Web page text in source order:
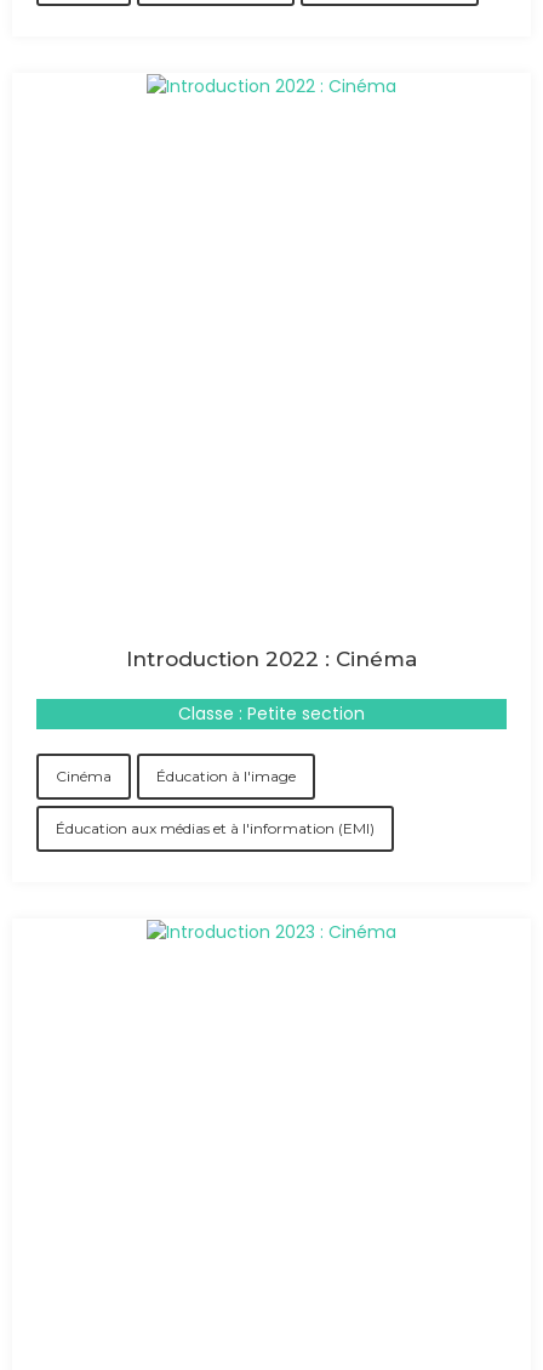
Introduction 2022 : Cinéma
Classe : Petite section
Cinéma Éducation à l'image
Éducation aux médias et à l'information (EMI)